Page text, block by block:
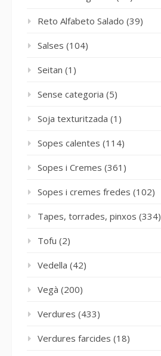
Reto Alfabeto Salado (39)
Salses (104)
Seitan (1)
Sense categoria (5)
Soja texturitzada (1)
Sopes calentes (114)
Sopes i Cremes (361)
Sopes i cremes fredes (102)
Tapes, torrades, pinxos (334)
Tofu (2)
Vedella (42)
Vegà (200)
Verdures (433)
Verdures farcides (18)